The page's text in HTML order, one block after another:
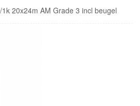
20x24m AM Grade 3 incl beugel